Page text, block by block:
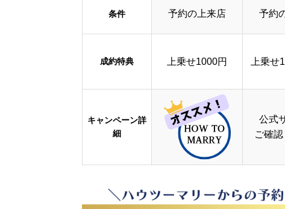
条件 予約の上来店 予約
成約特典 上乗せ1000円 上乗せ
キャンペーン詳
細
公式
ご確